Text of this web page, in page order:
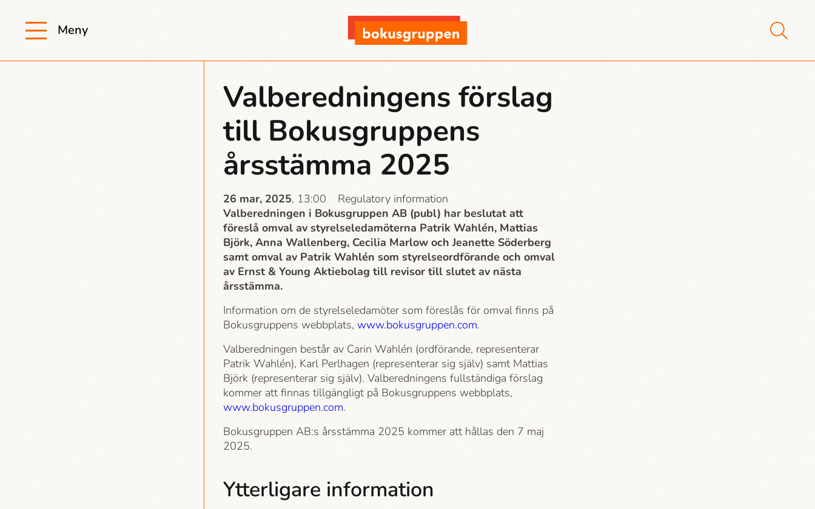
Meny
Valberedningens förslag
till Bokusgruppens
årsstämma 2025
26 mar, 2025, 13:00
Regulatory information
Valberedningen i Bokusgruppen AB (publ) har beslutat att
föreslå omval av styrelseledamöterna Patrik Wahlén, Mattias
Björk, Anna Wallenberg, Cecilia Marlow och Jeanette Söderberg
samt omval av Patrik Wahlén som styrelseordförande och omval
av Ernst & Young Aktiebolag till revisor till slutet av nästa
årsstämma.
Information om de styrelseledamöter som föreslås för omval finns på
Bokusgruppens webbplats, www.bokusgruppen.com.
Valberedningen består av Carin Wahlén (ordförande, representerar
Patrik Wahlén), Karl Perlhagen (representerar sig själv) samt Mattias
Björk (representerar sig själv). Valberedningens fullständiga förslag
kommer att finnas tillgängligt på Bokusgruppens webbplats,
www.bokusgruppen.com.
Bokusgruppen AB:s årsstämma 2025 kommer att hållas den 7 maj
2025.
Ytterligare information